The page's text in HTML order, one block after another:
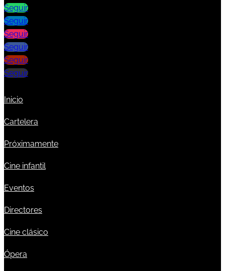
Seguir
Seguir
Seguir
Seguir
Seguir
Seguir
Inicio
Cartelera
Próximamente
Cine infantil
Eventos
Directores
Cine clásico
Ópera